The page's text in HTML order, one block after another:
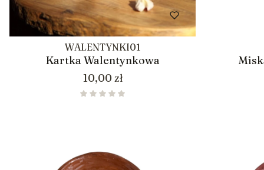
WALENTYNKI01
Kartka Walentynkowa
Cena
10,00 zł